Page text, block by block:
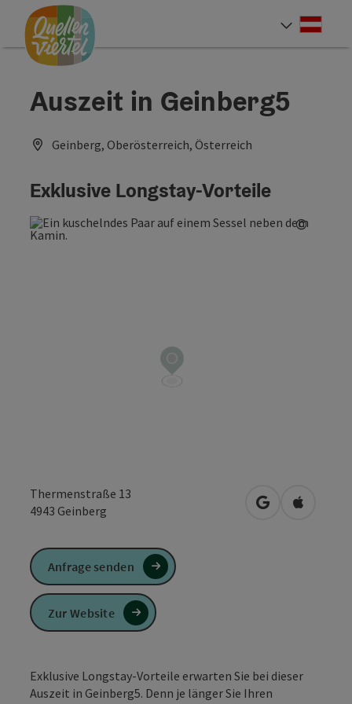
Zum Inhalt
Zur Navigation
Zum Seitenanfang
Auszeit in Geinberg5
Geinberg, Oberösterreich, Österreich
Exklusive Longstay-Vorteile
©
Thermenstraße 13
4943 Geinberg in Googlein Apple
Exklusive Longstay-Vorteile erwarten Sie bei dieser
Auszeit in Geinberg5. Denn je länger Sie Ihren
Anfrage senden
Zur Website